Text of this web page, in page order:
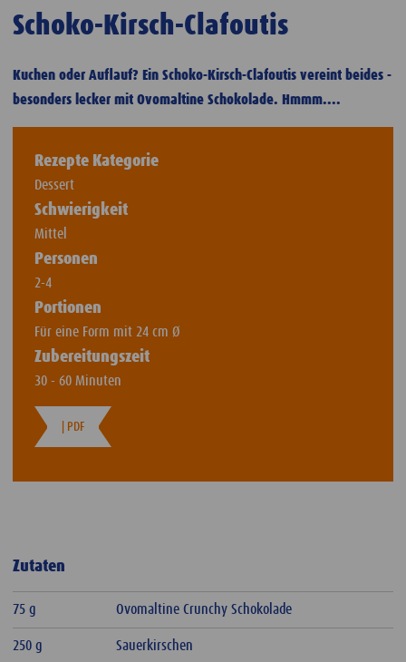
Schoko-Kirsch-Clafoutis
Kuchen oder Auflauf? Ein Schoko-Kirsch-Clafoutis vereint beides -
besonders lecker mit Ovomaltine Schokolade. Hmmm....
Rezepte Kategorie
Dessert
Schwierigkeit
Mittel
Personen
2-4
Portionen
Für eine Form mit 24 cm Ø
Zubereitungszeit
30 - 60 Minuten
| PDF
Zutaten
75 g Ovomaltine Crunchy Schokolade
250 g Sauerkirschen